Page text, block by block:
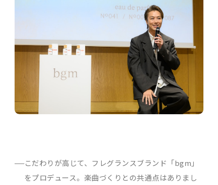
こだわりが高じて、フレグランスブランド「bgm」
をプロデュース。楽曲づくりとの共通点はありまし